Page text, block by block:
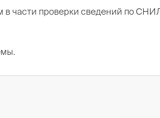
части проверки сведений по